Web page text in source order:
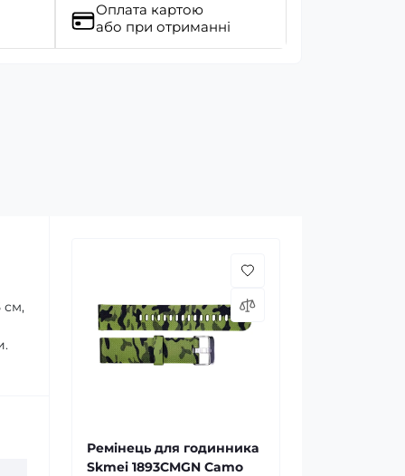
Оплата картою
або при отриманні
см,
Ремінець для годинника
Skmei 1893CMGN Camo